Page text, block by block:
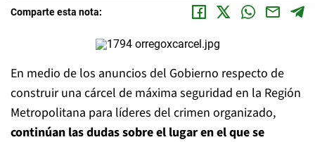
Comparte esta nota:
En medio de los anuncios del Gobierno respecto de
construir una cárcel de máxima seguridad en la Región
Metropolitana para líderes del crimen organizado,
continúan las dudas sobre el lugar en el que se